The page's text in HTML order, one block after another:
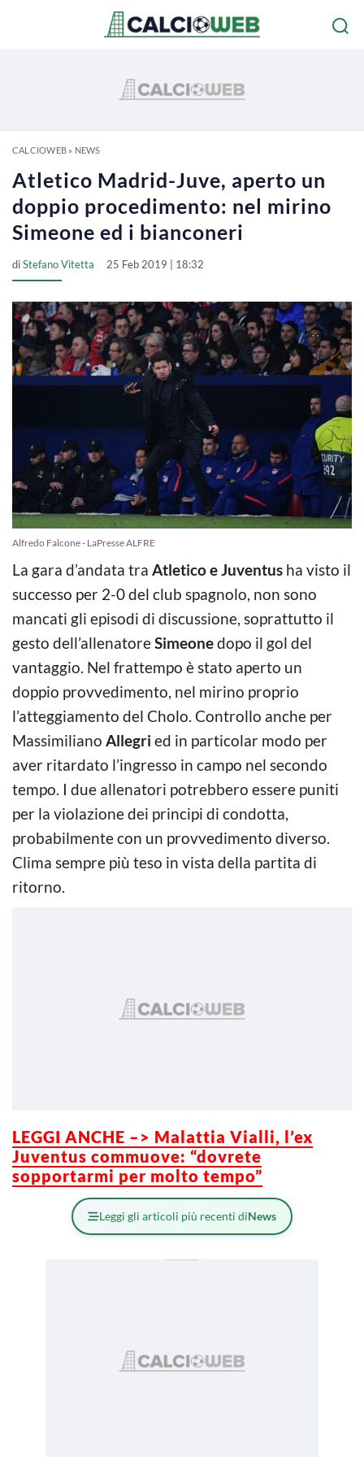
CALCIOWEB» NEWS
Atletico Madrid-Juve, aperto un
doppio procedimento: nel mirino
Simeone ed i bianconeri
diStefano Vitetta 25 Feb 2019 | 18:32
Alfredo Falcone - LaPresse ALFRE
La gara d’andata tra Atletico e Juventus ha visto il
successo per 2-0 del club spagnolo, non sono
mancati gli episodi di discussione, soprattutto il
gesto dell’allenatoreSimeonedopo il gol del
vantaggio. Nel frattempo è stato aperto un
doppio provvedimento, nel mirino proprio
l’atteggiamento del Cholo. Controllo anche per
Massimiliano Allegri ed in particolar modo per
aver ritardato l’ingresso in campo nel secondo
tempo. I due allenatori potrebbero essere puniti
per la violazione dei principi di condotta,
probabilmente con un provvedimento diverso.
Clima sempre più teso in vista della partita di
ritorno.
LEGGI ANCHE –> Malattia Vialli, l’ex
Juventus commuove: “dovrete
sopportarmi per molto tempo”
Leggi gli articoli più recenti diNews